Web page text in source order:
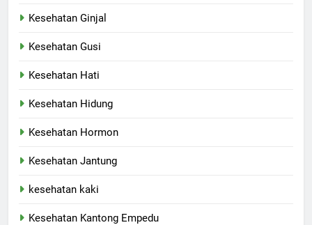
Kesehatan Ginjal
Kesehatan Gusi
Kesehatan Hati
Kesehatan Hidung
Kesehatan Hormon
Kesehatan Jantung
kesehatan kaki
Kesehatan Kantong Empedu